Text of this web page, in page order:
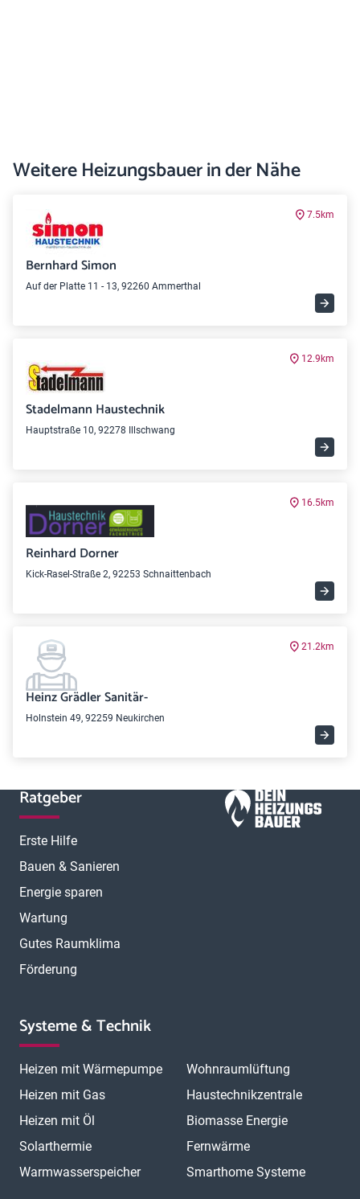
Weitere Heizungsbauer in der Nähe
7.5km
Bernhard Simon
Auf der Platte 11 - 13, 92260 Ammerthal
12.9km
Stadelmann Haustechnik
Hauptstraße 10, 92278 Illschwang
16.5km
Reinhard Dorner
Kick-Rasel-Straße 2, 92253 Schnaittenbach
21.2km
Heinz Grädler Sanitär-
Holnstein 49, 92259 Neukirchen
Ratgeber
Erste Hilfe
Bauen & Sanieren
Energie sparen
Wartung
Gutes Raumklima
Förderung
Systeme & Technik
Heizen mit Wärmepumpe
Heizen mit Gas
Heizen mit Öl
Solarthermie
Warmwasserspeicher
Wohnraumlüftung
Haustechnikzentrale
Biomasse Energie
Fernwärme
Smarthome Systeme